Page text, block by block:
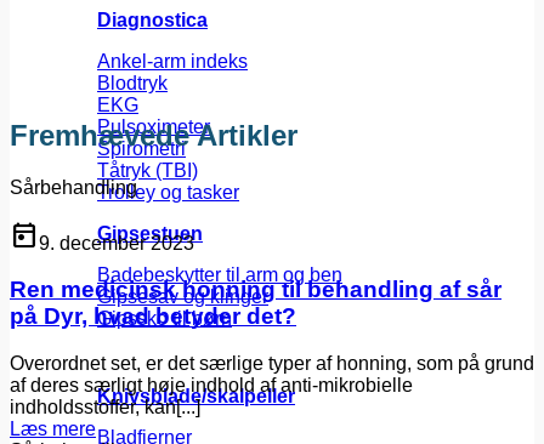
Diagnostica
Ankel-arm indeks
Blodtryk
EKG
Pulsoximeter
Spirometri
Tåtryk (TBI)
Trolley og tasker
Gipsestuen
Badebeskytter til arm og ben
Gipsesav og klinger
Gipssko til børn
Knivsblade/skalpeller
Bladfjerner
Fremhævede Artikler
Sårbehandling
today9. december 2023
Ren medicinsk honning til behandling af sår
på Dyr, hvad betyder det?
Overordnet set, er det særlige typer af honning, som på grund
af deres særligt høje indhold af anti-mikrobielle
indholdsstoffer, kan[...]
Læs mere